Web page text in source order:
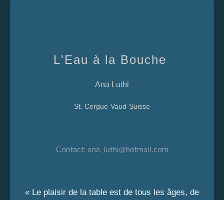
L'Eau à la Bouche
Ana Luthi
St. Cergue-Vaud-Suisse
Contact: ana_luthi@hotmail.com
« Le plaisir de la table est de tous les âges, de